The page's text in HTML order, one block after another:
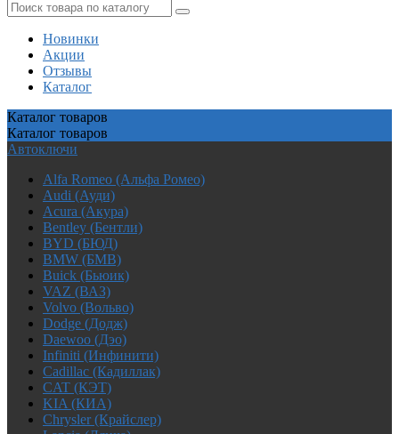
Новинки
Акции
Отзывы
Каталог
Каталог товаров
Каталог товаров
Автоключи
Alfa Romeo (Альфа Ромео)
Audi (Ауди)
Acura (Акура)
Bentley (Бентли)
BYD (БЮД)
BMW (БМВ)
Buick (Бьюик)
VAZ (ВАЗ)
Volvo (Вольво)
Dodge (Додж)
Daewoo (Дэо)
Infiniti (Инфинити)
Cadillac (Кадиллак)
CAT (КЭТ)
KIA (КИА)
Chrysler (Крайслер)